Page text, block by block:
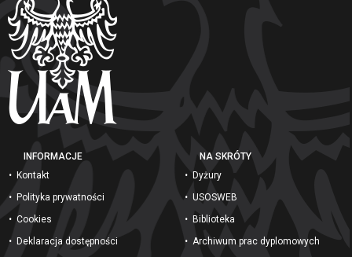
INFORMACJE
Kontakt
Polityka prywatności
Cookies
Deklaracja dostępności
NA SKRÓTY
Dyżury
USOSWEB
Biblioteka
Archiwum prac dyplomowych